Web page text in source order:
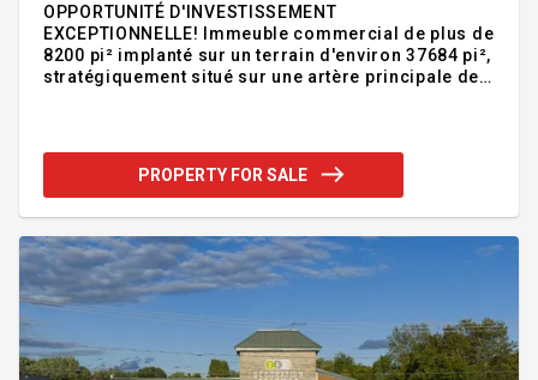
OPPORTUNITÉ D'INVESTISSEMENT
EXCEPTIONNELLE! Immeuble commercial de plus de
8200 pi² implanté sur un terrain d'environ 37684 pi²,
stratégiquement situé sur une artère principale de
atout de cette immeuble réside dans son important
potentiel de développement. Possibilité de projet
vérifications et approbations requises auprès des
autorités compétentes). Emplacemen
PROPERTY FOR SALE